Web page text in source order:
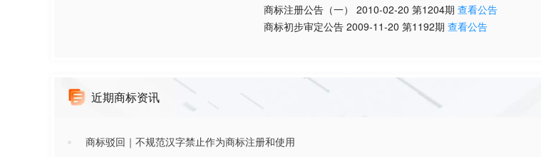
商标注册公告（一）
2010-02-20 第1204期 查看公告
商标初步审定公告 2009-11-20 第1192期 查看公告
近期商标资讯
商标驳回｜不规范汉字禁止作为商标注册和使用